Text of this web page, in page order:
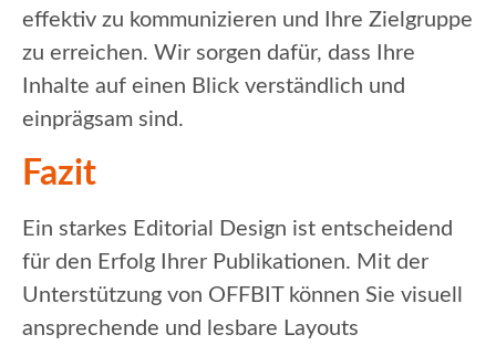
effektiv zu kommunizieren und Ihre Zielgruppe
zu erreichen. Wir sorgen dafür, dass Ihre
Inhalte auf einen Blick verständlich und
einprägsam sind.
Fazit
Ein starkes Editorial Design ist entscheidend
für den Erfolg Ihrer Publikationen. Mit der
Unterstützung von OFFBIT können Sie visuell
ansprechende und lesbare Layouts